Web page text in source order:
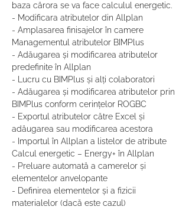
baza cărora se va face calculul energetic.
- Modificara atributelor din Allplan
- Amplasarea finisajelor în camere
Managementul atributelor BIMPlus
- Adăugarea și modificarea atributelor
predefinite în Allplan
- Lucru cu BIMPlus și alți colaboratori
- Adăugarea și modificarea atributelor prin
BIMPlus conform cerințelor ROGBC
- Exportul atributelor către Excel și
adăugarea sau modificarea acestora
- Importul în Allplan a listelor de atribute
Calcul energetic – Energy+ în Allplan
- Preluare automată a camerelor și
elementelor anvelopante
- Definirea elementelor și a fizicii
materialelor (dacă este cazul)